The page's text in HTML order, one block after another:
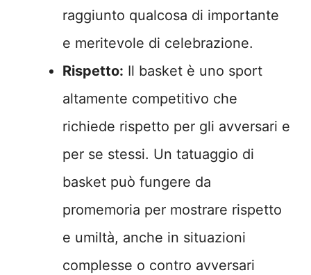
raggiunto qualcosa di importante
e meritevole di celebrazione.
Rispetto: Il basket è uno sport
altamente competitivo che
richiede rispetto per gli avversari e
per se stessi. Un tatuaggio di
basket può fungere da
promemoria per mostrare rispetto
e umiltà, anche in situazioni
complesse o contro avversari